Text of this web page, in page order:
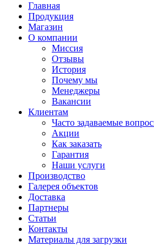
Главная
Продукция
Магазин
О компании
Миссия
Отзывы
История
Почему мы
Менеджеры
Вакансии
Клиентам
Часто задаваемые
Акции
Как заказать
Гарантия
Наши услуги
Производство
Галерея объектов
Доставка
Партнеры
Статьи
Контакты
Материалы для загрузки